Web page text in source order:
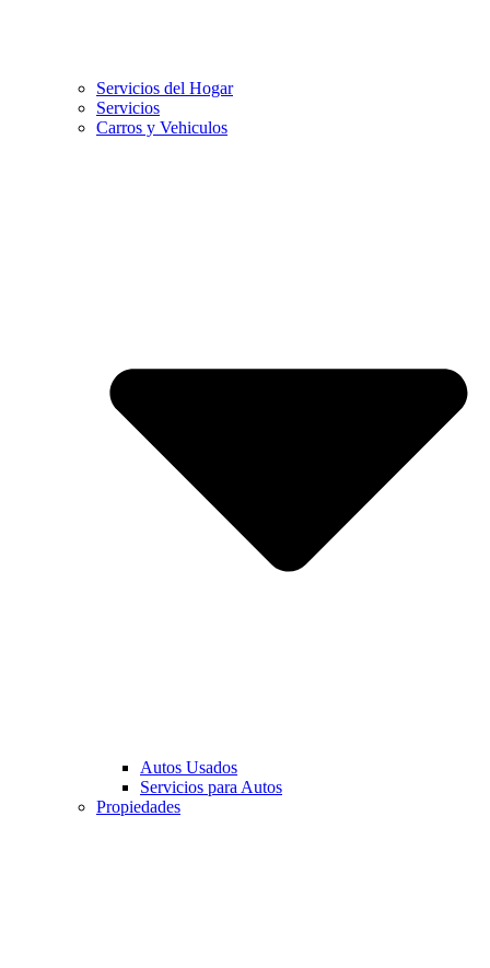
Servicios del Hogar
Servicios
Carros y Vehiculos
Autos Usados
Servicios para Autos
Propiedades